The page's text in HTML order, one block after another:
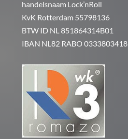
handelsnaam Lock’nRoll
KvK Rotterdam 55798136
BTW ID NL 851864314B01
IBAN NL82 RABO 0333803418